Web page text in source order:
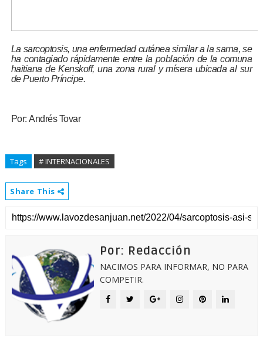
La sarcoptosis, una enfermedad cutánea similar a la sarna, se
ha contagiado rápidamente entre la población de la comuna
haitiana de Kenskoff, una zona rural y mísera ubicada al sur
de Puerto Príncipe.
Por:Andrés Tovar
Tags # INTERNACIONALES
Share This
Por: Redacción
NACIMOS PARA INFORMAR, NO PARA
COMPETIR.